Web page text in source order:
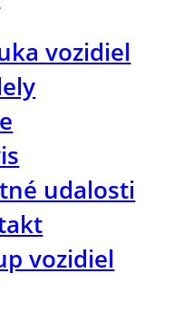
vozidiel
udalosti
vozidiel